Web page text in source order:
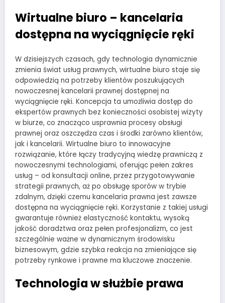
Wirtualne biuro – kancelaria
dostępna na wyciągnięcie ręki
W dzisiejszych czasach, gdy technologia dynamicznie
zmienia świat usług prawnych, wirtualne biuro staje się
odpowiedzią na potrzeby klientów poszukujących
nowoczesnej kancelarii prawnej dostępnej na
wyciągnięcie ręki. Koncepcja ta umożliwia dostęp do
ekspertów prawnych bez konieczności osobistej wizyty
w biurze, co znacząco usprawnia procesy obsługi
prawnej oraz oszczędza czas i środki zarówno klientów,
jak i kancelarii. Wirtualne biuro to innowacyjne
rozwiązanie, które łączy tradycyjną wiedzę prawniczą z
nowoczesnymi technologiami, oferując pełen zakres
usług – od konsultacji online, przez przygotowywanie
strategii prawnych, aż po obsługę sporów w trybie
zdalnym, dzięki czemu kancelaria prawna jest zawsze
dostępna na wyciągnięcie ręki. Korzystanie z takiej usługi
gwarantuje również elastyczność kontaktu, wysoką
jakość doradztwa oraz pełen profesjonalizm, co jest
szczególnie ważne w dynamicznym środowisku
biznesowym, gdzie szybka reakcja na zmieniające się
potrzeby rynkowe i prawne ma kluczowe znaczenie.
Technologia w służbie prawa